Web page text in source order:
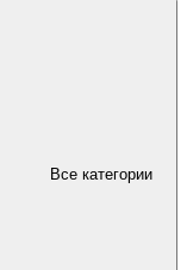
Все категории